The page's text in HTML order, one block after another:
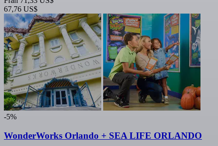
67,76 US$
-5%
WonderWorks Orlando + SEA LIFE ORLANDO